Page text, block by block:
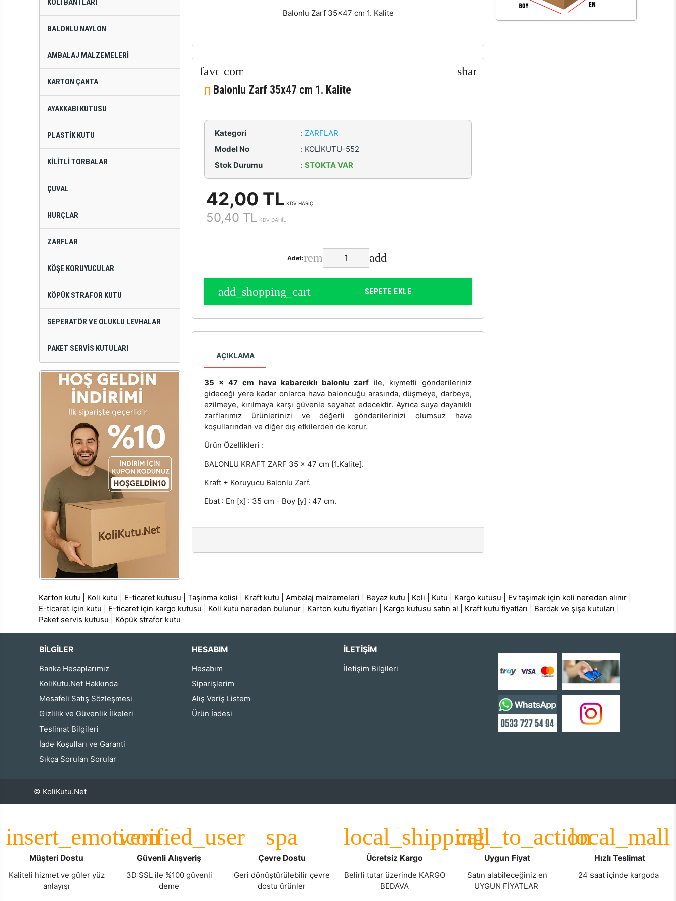
KOLI BANTLARI
BALONLU NAYLON
AMBALAJ MALZEMELERI
KARTON ÇANTA
AYAKKABI KUTUSU
PLASTIK KUTU
KILITLI TORBALAR
ÇUVAL
HURÇLAR
ZARFLAR
KÖŞE KORUYUCULAR
KÖPÜK STRAFOR KUTU
SEPERATÖR VE OLUKLU LEVHALAR
PAKET SERVIS KUTULARI
Balonlu Zarf 35x47 cm 1. Kalite
Balonlu Zarf 35x47 cm 1. Kalite
Kategori : ZARFLAR
Model No
: KOLİKUTU-552
Stok Durumu
: STOKTA VAR
42,00 TL KDV HARİÇ
50,40 TL KDV DAHİL
Adet:
SEPETE EKLE
AÇIKLAMA
35 x 47 cm hava kabarcıklı balonlu zarf ile, kıymetli gönderileriniz
gideceği yere kadar onlarca hava baloncuğu arasında, düşmeye, darbeye,
ezilmeye, kırılmaya karşı güvenle seyahat edecektir. Ayrıca suya dayanıklı
zarflarımız ürünlerinizi ve değerli gönderilerinizi olumsuz hava
koşullarından ve diğer dış etkilerden de korur.
Ürün Özellikleri :
BALONLU KRAFT ZARF 35 x 47 cm [1.Kalite].
Kraft + Koruyucu Balonlu Zarf.
Ebat : En [x] : 35 cm - Boy [y] : 47 cm.
Karton kutu Koli kutu E-ticaret kutusu |Taşınma kolisi Kraft kutu |Ambalaj malzemeleri Beyaz kutu Koli Kutu Kargo kutusu Ev taşımak için koli nereden alınır
E-ticaret için kutu
E-ticaret için kargo kutusu Koli kutu nereden bulunur Karton kutu fiyatları Kargo kutusu satın al Kraft kutu fiyatları Bardak ve şişe kutuları
Paket servis kutusu
Köpük strafor kutu
BİLGİLER
Banka Hesaplarımız
KoliKutu.Net Hakkında
Mesafeli Satış Sözleşmesi
Gizlilik ve Güvenlik İlkeleri
Teslimat Bilgileri
İade Koşulları ve Garanti
Sıkça Sorulan Sorular
HESABIM
Hesabım
Siparişlerim
Alış Veriş Listem
Ürün İadesi
İLETIŞIM
İletişim Bilgileri
© KoliKutu.Net
Müşteri Dostu
Kaliteli hizmet ve güler yüz
anlayışı
Güvenli Alışveriş
3D SSL ile %100 güvenli
deme
Çevre Dostu
Geri dönüştürülebilir çevre
dostu ürünler
Ücretsiz Kargo
Belirli tutar üzerinde KARGO
BEDAVA
Uygun Fiyat
Satın alabileceğiniz en
UYGUN FİYATLAR
Hızlı Teslimat
24 saat içinde kargoda